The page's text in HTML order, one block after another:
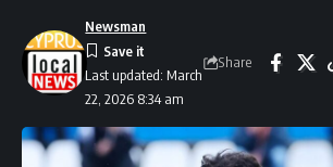
Last updated: March
22, 2026 8:34 am
Newsman
Share